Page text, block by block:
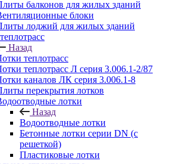
балконов для жилых зданий
блоки
лоджий для жилых зданий
Назад
теплотрасс
теплотрасс Л серия 3.006.1-2/87
каналов ЛК серия 3.006.1-8
перекрытия лотков
лотки
Назад
Водоотводные лотки
Бетонные лотки серии DN (с
решеткой)
Пластиковые лотки